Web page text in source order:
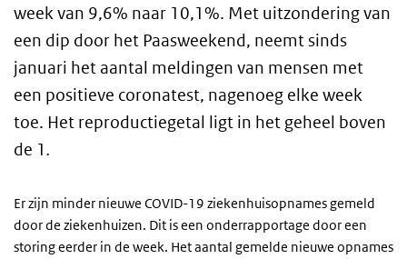
week van 9,6% naar 10,1%. Met uitzondering van
een dip door het Paasweekend, neemt sinds
januari het aantal meldingen van mensen met
een positieve coronatest, nagenoeg elke week
toe. Het reproductiegetal ligt in het geheel boven
de 1.
Er zijn minder nieuwe COVID-19 ziekenhuisopnames gemeld
door de ziekenhuizen. Dit is een onderrapportage door een
storing eerder in de week. Het aantal gemelde nieuwe opnames